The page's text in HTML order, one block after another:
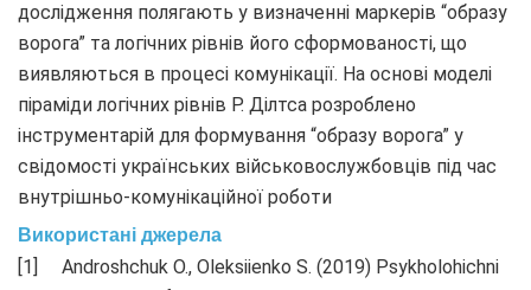
дослідження полягають у визначенні маркерів “образу
ворога” та логічних рівнів його сформованості, що
виявляються в процесі комунікації. На основі моделі
піраміди логічних рівнів Р. Ділтса розроблено
інструментарій для формування “образу ворога” у
свідомості українських військовослужбовців під час
внутрішньо-комунікаційної роботи
Використані джерела
Androshchuk O., Oleksiienko S. (2019) Psykholohichni